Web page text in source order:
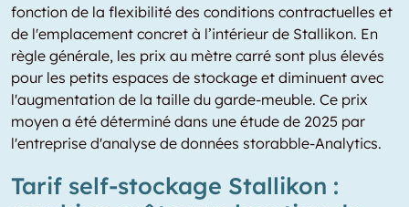
fonction de la flexibilité des conditions contractuelles et
de l'emplacement concret à l’intérieur de Stallikon. En
règle générale, les prix au mètre carré sont plus élevés
pour les petits espaces de stockage et diminuent avec
l'augmentation de la taille du garde-meuble. Ce prix
moyen a été déterminé dans une étude de 2025 par
l'entreprise d'analyse de données storabble-Analytics.
Tarif self-stockage Stallikon :